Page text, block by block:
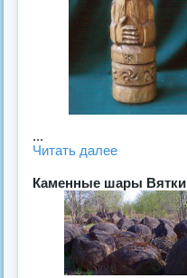
...
Читать далее
Каменные шары Вятки